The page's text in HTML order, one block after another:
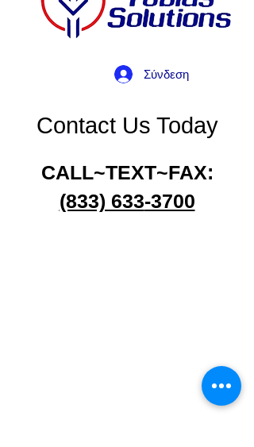
Σύνδεση
Contact Us Today
CALL~TEXT~FAX:
(833) 633-3700